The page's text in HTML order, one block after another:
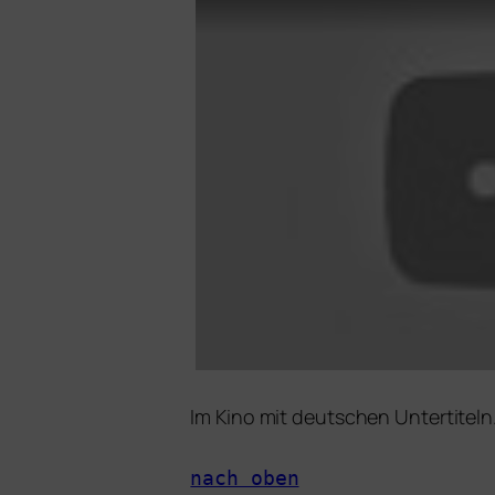
Im Kino mit deut­schen
nach oben